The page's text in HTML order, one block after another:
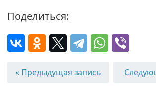
Поделиться:
« Предыдущая запись